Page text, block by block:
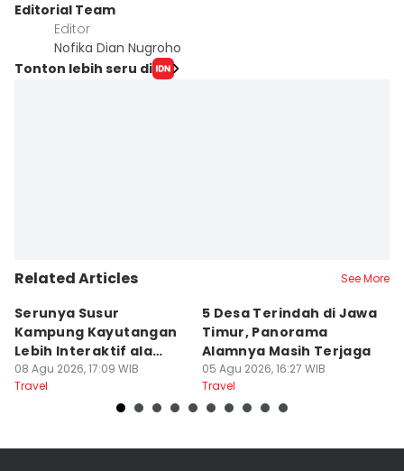
Editorial Team
Editor
Nofika Dian Nugroho
Tonton lebih seru di
Related Articles See More
Serunya Susur
Kampung Kayutangan
Lebih Interaktif ala
Kelana Race
08 Agu 2026, 17:09 WIB
Travel
5 Desa Terindah di Jawa
Timur, Panorama
Alamnya Masih Terjaga
05 Agu 2026, 16:27 WIB
Travel